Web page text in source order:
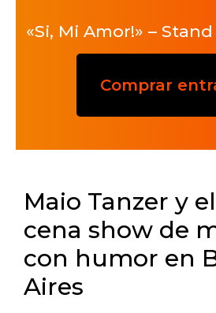
«Si, Mi Amor!» –
Comprar
Maio Tanzer y
cena show de
con humor en
Aires